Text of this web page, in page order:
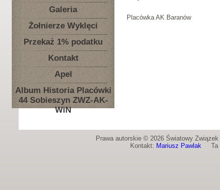
Galeria
Żołnierze Wyklęci
Przekaż 1% podatku
Kontakt
Apel
Album Historia Placówki
44 Sobieszyn ZWZ-AK-
WiN
Placówka AK Baranów
Prawa autorskie © 2026 Światowy
Kontakt: Mariusz PawlakTa